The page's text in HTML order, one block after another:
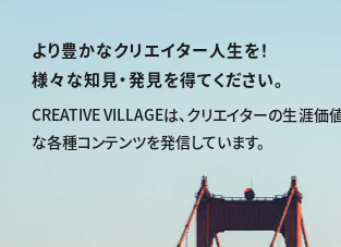
より豊かなクリエイター人生を！
様々な知見・発見を得てください。
CREATIVE VILLAGEは、クリエイターの生涯価
な各種コンテンツを発信しています。